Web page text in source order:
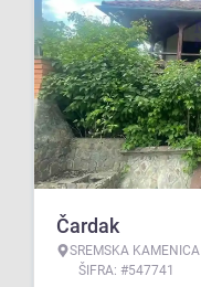
Čardak
SREMSKA KAMENICA
ŠIFRA: #547741